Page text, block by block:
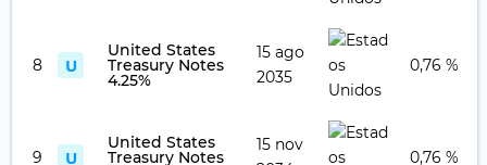
8 U
United States
Treasury Notes
4.25%
15 ago
2035
0,76 %
9 U
United States
Treasury Notes
15 nov
0,76 %